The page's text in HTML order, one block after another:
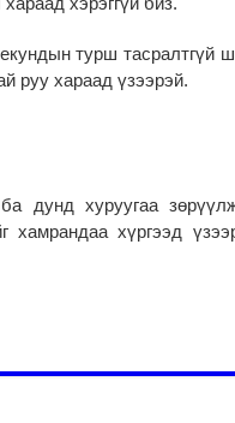
турш тасралтгүй
руу хараад үзээрэй.
дунд хуруугаа
хамрандаа хүргээд